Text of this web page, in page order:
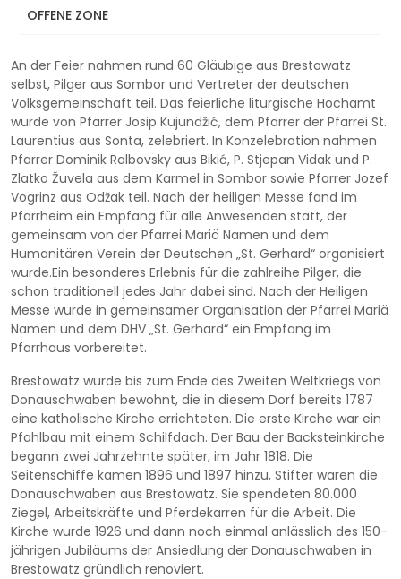
OFFENE ZONE
des Bestehens der mit dem Namen Mariä geweihten
An der Feier nahmen rund 60 Gläubige aus Brestowatz
selbst, Pilger aus Sombor und Vertreter der deutschen
Volksgemeinschaft teil. Das feierliche liturgische Hochamt
wurde von Pfarrer Josip Kujundžić, dem Pfarrer der Pfarrei St.
Laurentius aus Sonta, zelebriert. In Konzelebration nahmen
Pfarrer Dominik Ralbovsky aus Bikić, P. Stjepan Vidak und P.
Zlatko Žuvela aus dem Karmel in Sombor sowie Pfarrer Jozef
Vogrinz aus Odžak teil. Nach der heiligen Messe fand im
Pfarrheim ein Empfang für alle Anwesenden statt, der
gemeinsam von der Pfarrei Mariä Namen und dem
Humanitären Verein der Deutschen „St. Gerhard“ organisiert
wurde.Ein besonderes Erlebnis für die zahlreihe Pilger, die
schon traditionell jedes Jahr dabei sind. Nach der Heiligen
Messe wurde in gemeinsamer Organisation der Pfarrei Mariä
Namen und dem DHV „St. Gerhard“ ein Empfang im
Pfarrhaus vorbereitet.
Brestowatz wurde bis zum Ende des Zweiten Weltkriegs von
Donauschwaben bewohnt, die in diesem Dorf bereits 1787
eine katholische Kirche errichteten. Die erste Kirche war ein
Pfahlbau mit einem Schilfdach. Der Bau der Backsteinkirche
begann zwei Jahrzehnte später, im Jahr 1818. Die
Seitenschiffe kamen 1896 und 1897 hinzu, Stifter waren die
Donauschwaben aus Brestowatz. Sie spendeten 80.000
Ziegel, Arbeitskräfte und Pferdekarren für die Arbeit. Die
Kirche wurde 1926 und dann noch einmal anlässlich des 150-
jährigen Jubiläums der Ansiedlung der Donauschwaben in
Brestowatz gründlich renoviert.